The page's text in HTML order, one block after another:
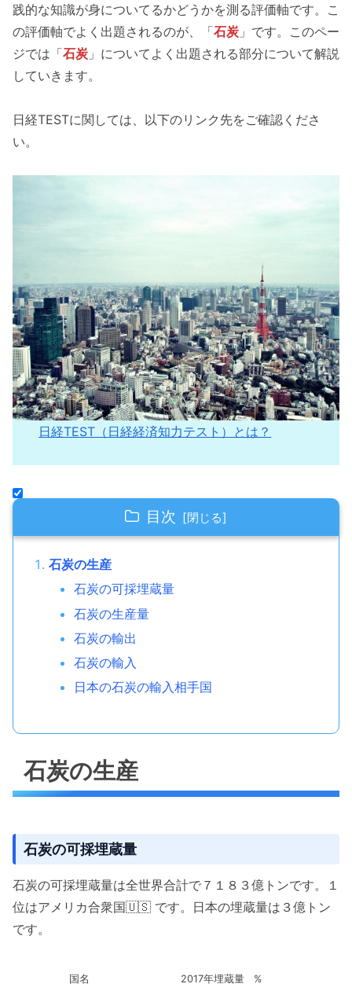
践的な知識が身についてるかどうかを測る評価軸です。こ
の評価軸でよく出題されるのが、「石炭 」です。このペー
ジでは「石炭 」についてよく出題される部分について解説
していきます。
日経TESTに関しては、以下のリンク先をご確認くださ
い。
日経TEST（日経経済知力テスト）とは？
目次
石炭の生産
石炭の可採埋蔵量
石炭の生産量
石炭の輸出
石炭の輸入
日本の石炭の輸入相手国
石炭の生産
石炭の可採埋蔵量
石炭の可採埋蔵量は全世界合計で７１８３億トンです。１
位はアメリカ合衆国🇺🇸 です。日本の埋蔵量は３億トン
です。
国名 2017年埋蔵量 %